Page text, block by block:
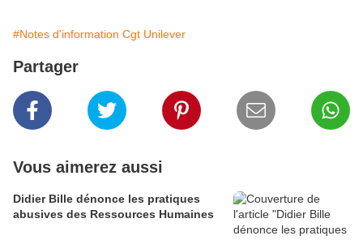
#Notes d'information Cgt Unilever
Partager
Vous aimerez aussi
Didier Bille dénonce les pratiques
abusives des Ressources Humaines